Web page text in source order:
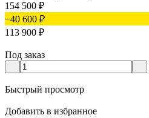
154 500 ₽
−40 600 ₽
113 900 ₽
Под заказ
Быстрый просмотр
Добавить в избранное